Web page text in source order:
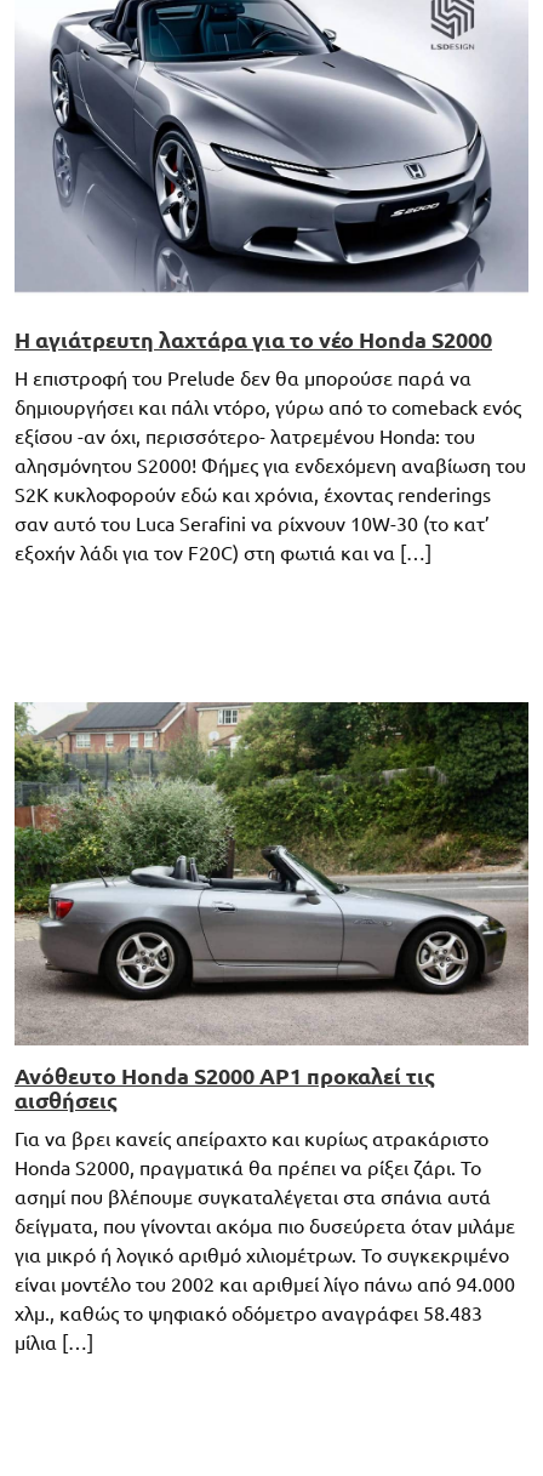
Η αγιάτρευτη λαχτάρα για το νέο Honda S2000
Η επιστροφή του Prelude δεν θα μπορούσε παρά να
δημιουργήσει και πάλι ντόρο, γύρω από το comeback ενός
εξίσου -αν όχι, περισσότερο- λατρεμένου Honda: του
αλησμόνητου S2000! Φήμες για ενδεχόμενη αναβίωση του
S2K κυκλοφορούν εδώ και χρόνια, έχοντας renderings
σαν αυτό του Luca Serafini να ρίχνουν 10W-30 (το κατ’
εξοχήν λάδι για τον F20C) στη φωτιά και να […]
Ανόθευτο Honda S2000 AP1 προκαλεί τις
αισθήσεις
Για να βρει κανείς απείραχτο και κυρίως ατρακάριστο
Honda S2000, πραγματικά θα πρέπει να ρίξει ζάρι. Το
ασημί που βλέπουμε συγκαταλέγεται στα σπάνια αυτά
δείγματα, που γίνονται ακόμα πιο δυσεύρετα όταν μιλάμε
για μικρό ή λογικό αριθμό χιλιομέτρων. Το συγκεκριμένο
είναι μοντέλο του 2002 και αριθμεί λίγο πάνω από 94.000
χλμ., καθώς το ψηφιακό οδόμετρο αναγράφει 58.483
μίλια […]